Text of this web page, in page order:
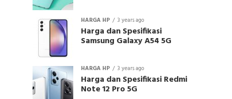
HARGA HP 3 years ago
Harga dan Spesifikasi
Samsung Galaxy A54 5G
HARGA HP 3 years ago
Harga dan Spesifikasi Redmi
Note 12 Pro 5G